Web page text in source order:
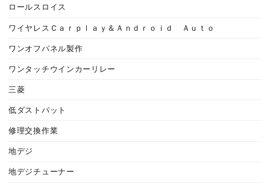
ロールスロイス
ワイヤレスＣａｒｐｌａｙ＆Ａｎｄｒｏｉｄ Ａｕｔｏ
ワンオフパネル製作
ワンタッチウインカーリレー
三菱
低ダストパット
修理交換作業
地デジ
地デジチューナー